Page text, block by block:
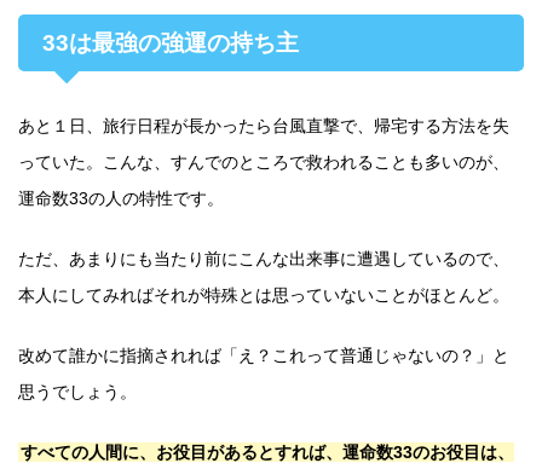
33は最強の強運の持ち主
あと１日、旅行日程が長かったら台風直撃で、帰宅する方法を失
っていた。こんな、すんでのところで救われることも多いのが、
運命数33の人の特性です。
ただ、あまりにも当たり前にこんな出来事に遭遇しているので、
本人にしてみればそれが特殊とは思っていないことがほとんど。
改めて誰かに指摘されれば「え？これって普通じゃないの？」と
思うでしょう。
すべての人間に、お役目があるとすれば、運命数33のお役目は、